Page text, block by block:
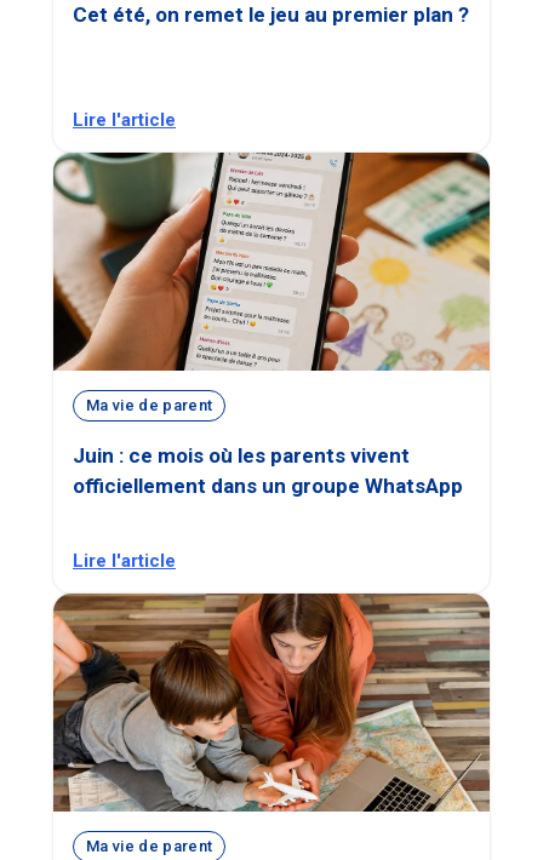
Cet été, on remet le jeu au premier plan ?
Lire l'article
Ma vie de parent
Juin : ce mois où les parents vivent
officiellement dans un groupe WhatsApp
Lire l'article
Ma vie de parent